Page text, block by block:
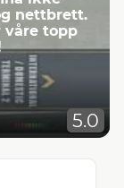
nettbrett.
våre topp
5.0